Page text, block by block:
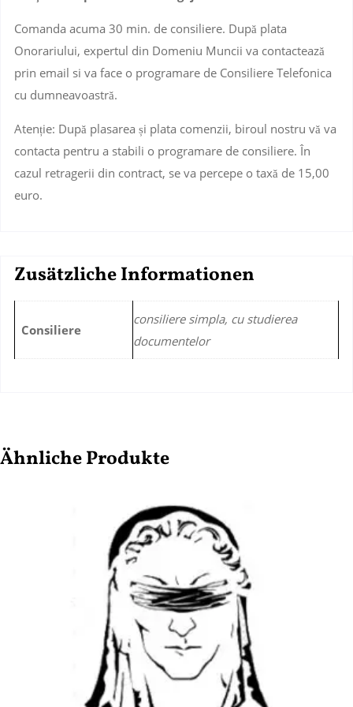
Comanda acuma 30 min. de consiliere. După plata
Onorariului, expertul din Domeniu Muncii va contactează
prin email si va face o programare de Consiliere Telefonica
cu dumneavoastră.
Atenție: După plasarea și plata comenzii, biroul nostru vă va
contacta pentru a stabili o programare de consiliere. În
cazul retragerii din contract, se va percepe o taxă de 15,00
euro.
Zusätzliche Informationen
Consiliere
consiliere simpla, cu studierea
documentelor
Ähnliche Produkte